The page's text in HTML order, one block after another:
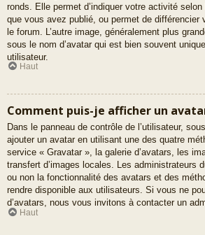
ronds. Elle permet d’indiquer votre activité
que vous avez publié, ou permet de différencier
le forum. L’autre image, généralement plus
sous le nom d’avatar qui est bien souvent
utilisateur.
Haut
Comment puis-je afficher un
Dans le panneau de contrôle de l’utilisateur,
ajouter un avatar en utilisant une des quatre
service « Gravatar », la galerie d’avatars, les
transfert d’images locales. Les administrateurs
ou non la fonctionnalité des avatars et des
rendre disponible aux utilisateurs. Si vous ne
d’avatars, nous vous invitons à contacter un
Haut